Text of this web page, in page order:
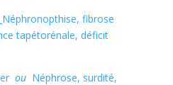
Néphronopthise, fibrose
tapétorénale, déficit
ou Néphrose, surdité,